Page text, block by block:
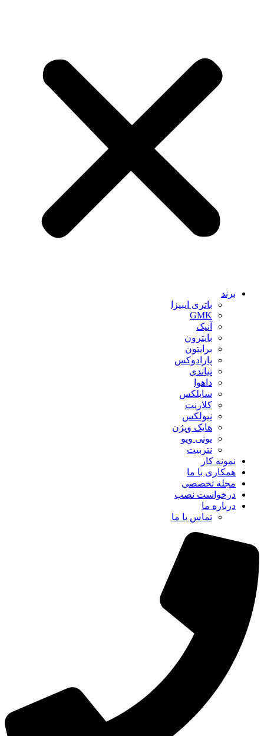
برند
باتری ایبیزا
GMK
آنیک
بایترون
برایتون
پارادوکس
تیاندی
داهوا
سایلکس
کلارنت
نیولکس
هایک ویژن
یونی ویو
نتربیت
نمونه کار
همکاری با ما
مجله تخصصی
درخواست نصب
درباره ما
تماس با ما